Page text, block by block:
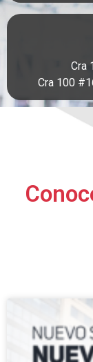
Cra
Cra 100